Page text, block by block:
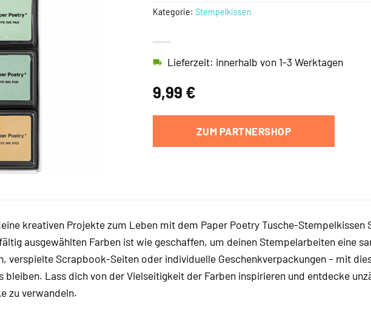
9,99 €
Lieferzeit: innerhalb von 1-3 Werktagen
ZUM PARTNERSHOP
Kategorie: Stempelkissen
kreativen Projekte zum Leben mit dem Paper Poetry Tusche-Stempelkissen
ausgewählten Farben ist wie geschaffen, um deinen Stempelarbeiten eine
verspielte Scrapbook-Seiten oder individuelle Geschenkverpackungen – mit
bleiben. Lass dich von der Vielseitigkeit der Farben inspirieren und entdecke
zu verwandeln.